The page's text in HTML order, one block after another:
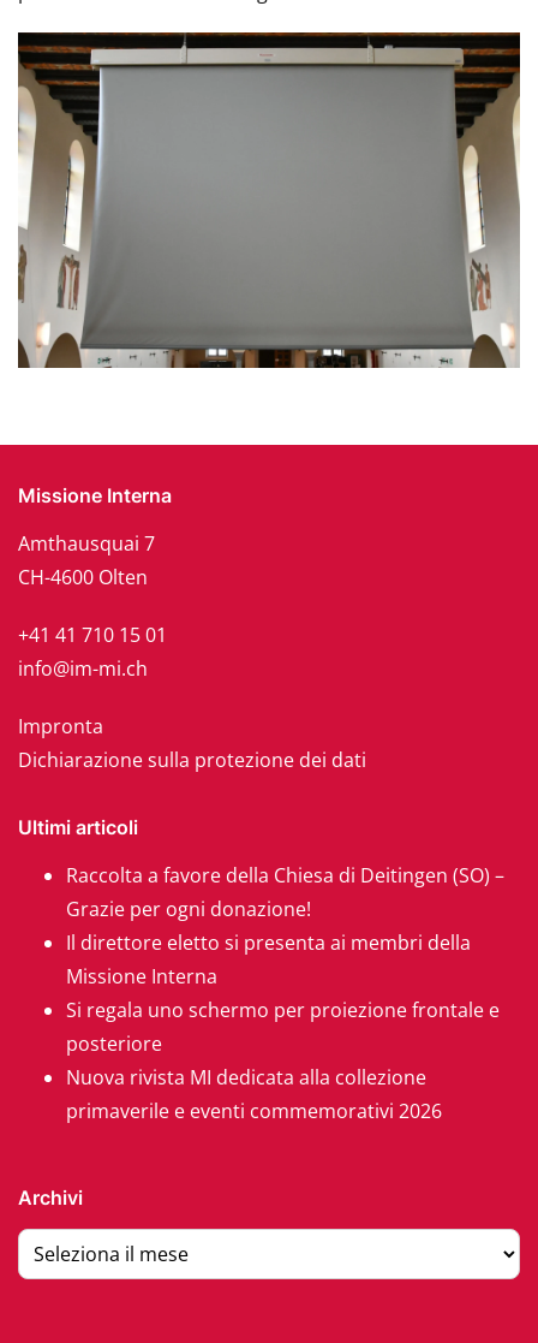
Missione Interna
Amthausquai 7
CH-4600 Olten
+41 41 710 15 01
info@im-mi.ch
Impronta
Dichiarazione sulla protezione dei dati
Ultimi articoli
Raccolta a favore della Chiesa di Deitingen (SO) –
Grazie per ogni donazione!
Il direttore eletto si presenta ai membri della
Missione Interna
Si regala uno schermo per proiezione frontale e
posteriore
Nuova rivista MI dedicata alla collezione
primaverile e eventi commemorativi 2026
Archivi
Archivi